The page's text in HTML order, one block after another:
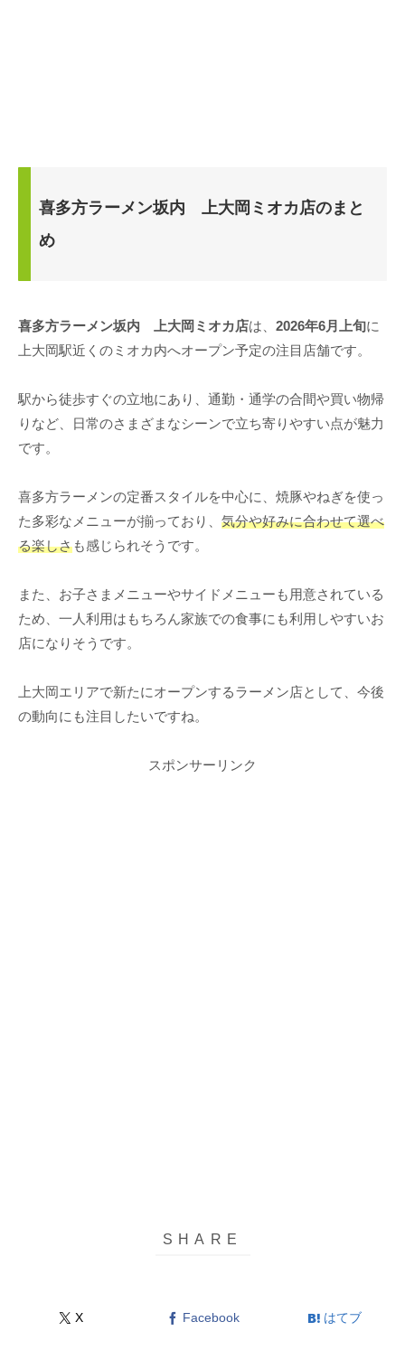
喜多方ラーメン坂内 上大岡ミオカ店のまと
め
喜多方ラーメン坂内 上大岡ミオカ店は、 2026年6月上旬に
上大岡駅近くのミオカ内へオープン予定の注目店舗です。
駅から徒歩すぐの立地にあり、通勤・通学の合間や買い物帰
りなど、日常のさまざまなシーンで立ち寄りやすい点が魅力
です。
喜多方ラーメンの定番スタイルを中心に、焼豚やねぎを使っ
た多彩なメニューが揃っており、 気分や好みに合わせて選べ
る楽しさも感じられそうです。
また、お子さまメニューやサイドメニューも用意されている
ため、一人利用はもちろん家族での食事にも利用しやすいお
店になりそうです。
上大岡エリアで新たにオープンするラーメン店として、今後
の動向にも注目したいですね。
スポンサーリンク
X Facebook はてブ